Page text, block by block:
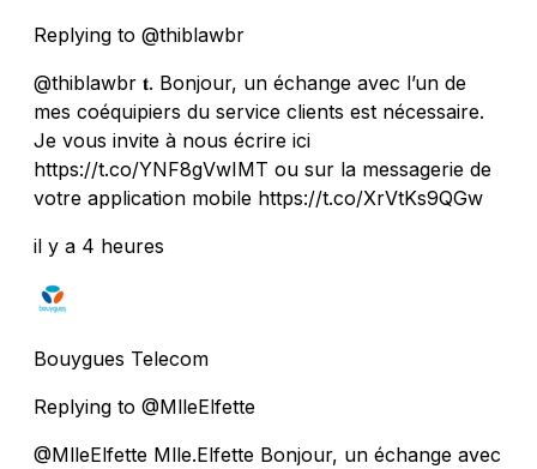
Replying to @thiblawbr
@thiblawbr 𝐭. Bonjour, un échange avec l’un de
mes coéquipiers du service clients est nécessaire.
Je vous invite à nous écrire ici
https://t.co/YNF8gVwIMT ou sur la messagerie de
votre application mobile https://t.co/XrVtKs9QGw
il y a 4 heures
Bouygues Telecom
Replying to @MlleElfette
@MlleElfette Mlle.Elfette Bonjour, un échange avec